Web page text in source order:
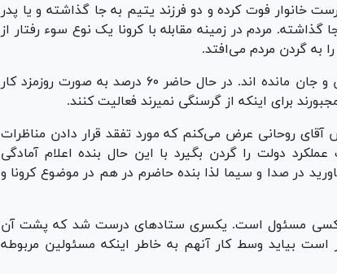
خانوار فوت کرده و دو فرزند یتیم به جا گذاشته و یا پدر
مردم در زمینه مقابله با کرونا یک نوع سوء رفتار از
به گردن مردم می‌افتد.
متاسفانه مردم یک سال از کار و زندگی بین نان و جان مانده اند. در حال حاضر ۶۰ درصد به صورت روزمزد کار
برای اینکه از گرسنگی نمیرند فعالیت کنند.
روحانی عرض می‌کنم که مورد تفقد قرار دادن مناظرات
دولت را گردن بگیرد با این حال بنده اعلام آمادگی
در صدا و سیما لذا بنده حاضرم در هم در موضوع کرونا و
چه کسی مسئول است. یکسری ستاد‌های درست شد که پشت آن
است بیاید وسط کار آنهم به خاطر اینکه مسئولین مربوطه